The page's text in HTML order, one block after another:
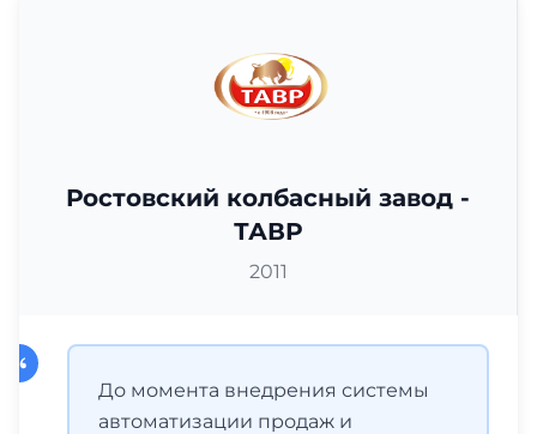
Ростовский колбасный завод -
ТАВР
2011
До момента внедрения системы
автоматизации продаж и